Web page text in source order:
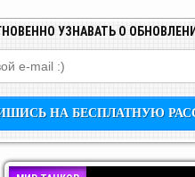
УЗНАВАТЬ О